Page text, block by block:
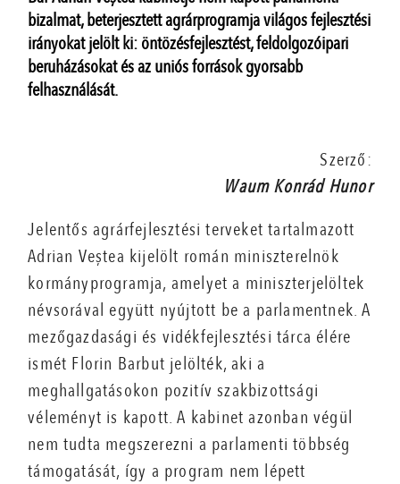
bizalmat, beterjesztett agrárprogramja világos fejlesztési
irányokat jelölt ki: öntözésfejlesztést, feldolgozóipari
beruházásokat és az uniós források gyorsabb
felhasználását.
Szerző:
Waum Konrád Hunor
Jelentős agrárfejlesztési terveket tartalmazott
Adrian Veștea kijelölt román miniszterelnök
kormányprogramja, amelyet a miniszterjelöltek
névsorával együtt nyújtott be a parlamentnek. A
mezőgazdasági és vidékfejlesztési tárca élére
ismét Florin Barbut jelölték, aki a
meghallgatásokon pozitív szakbizottsági
véleményt is kapott. A kabinet azonban végül
nem tudta megszerezni a parlamenti többség
támogatását, így a program nem lépett